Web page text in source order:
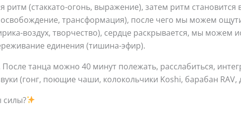
ритм (стаккато-огонь, выражение), затем ритм
освобождение, трансформация), после чего мы можем
воздух, творчество), сердце раскрывается, мы можем
единения (тишина-эфир).
танца можно 40 минут полежать, расслабиться,
(гонг, поющие чаши, колокольчики Koshi, барабан RAV,
силы?